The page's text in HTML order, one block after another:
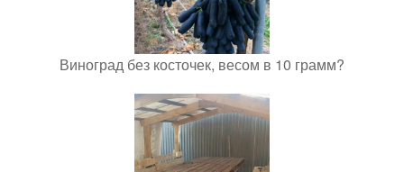
Виноград без косточек, весом в 10 грамм?